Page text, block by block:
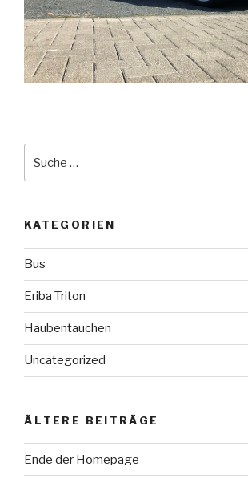
nach:
KATEGORIEN
Bus
Eriba Triton
Haubentauchen
Uncategorized
ÄLTERE BEITRÄGE
Ende der Homepage